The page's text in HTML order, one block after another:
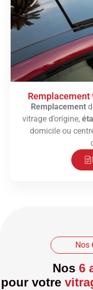
Remplacement
Remplacement
vitrage d’origine,
domicile ou
Nos
Nos 6
pour votre